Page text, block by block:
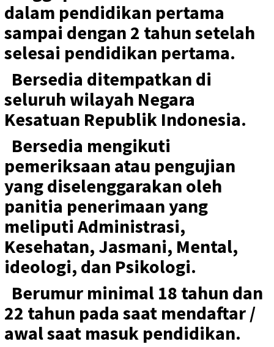
dalam pendidikan pertama
sampai dengan 2 tahun setelah
selesai pendidikan pertama.
Bersedia ditempatkan di
seluruh wilayah Negara
Kesatuan Republik Indonesia.
Bersedia mengikuti
pemeriksaan atau pengujian
yang diselenggarakan oleh
panitia penerimaan yang
meliputi Administrasi,
Kesehatan, Jasmani, Mental,
ideologi, dan Psikologi.
Berumur minimal 18 tahun dan
22 tahun pada saat mendaftar /
awal saat masuk pendidikan.